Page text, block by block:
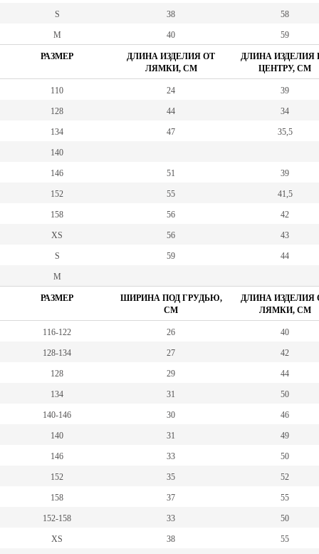
S 38 58
M 40 59
РАЗМЕР
ДЛИНА ИЗДЕЛИЯ ОТ
ЛЯМКИ, СМ
ДЛИНА ИЗДЕЛИЯ
ЦЕНТРУ, СМ
110 24 39
128 44 34
134 47 35,5
140
146 51 39
152 55 41,5
158 56 42
XS 56 43
S 59 44
M
РАЗМЕР
ШИРИНА ПОД ГРУДЬЮ,
СМ
ДЛИНА ИЗДЕЛИЯ
ЛЯМКИ, СМ
116-122 26 40
128-134 27 42
128 29 44
134 31 50
140-146 30 46
140 31 49
146 33 50
152 35 52
158 37 55
152-158 33 50
XS 38 55